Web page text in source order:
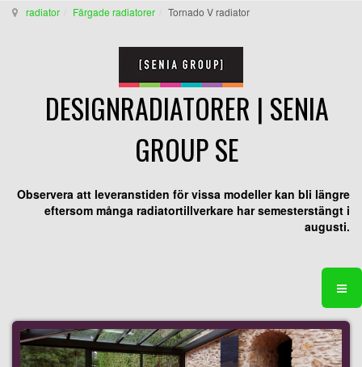
radiator Färgade radiatorer Tornado V radiator
DESIGNRADIATORER | SENIA
GROUP SE
Observera att leveranstiden för vissa modeller kan bli längre
eftersom många radiatortillverkare har semesterstängt i
augusti.